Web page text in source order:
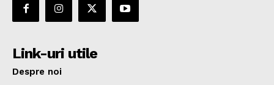
Link-uri utile
Despre noi